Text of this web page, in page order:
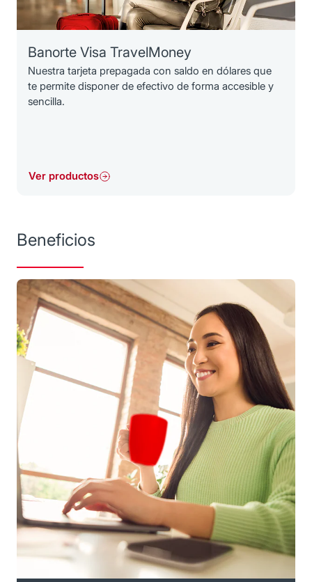
Banorte Visa TravelMoney
Nuestra tarjeta prepagada con saldo en dólares que
te permite disponer de efectivo de forma accesible y
sencilla.
Ver productos
Beneficios
Como Cliente Banorte, recibes un tipo de
cambio preferencial dependiendo del monto y
la frecuencia con la que recibes tus pagos
internacionales.